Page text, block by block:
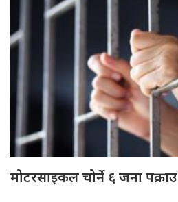
मोटरसाइकल चोर्ने ६ जना पक्राउ